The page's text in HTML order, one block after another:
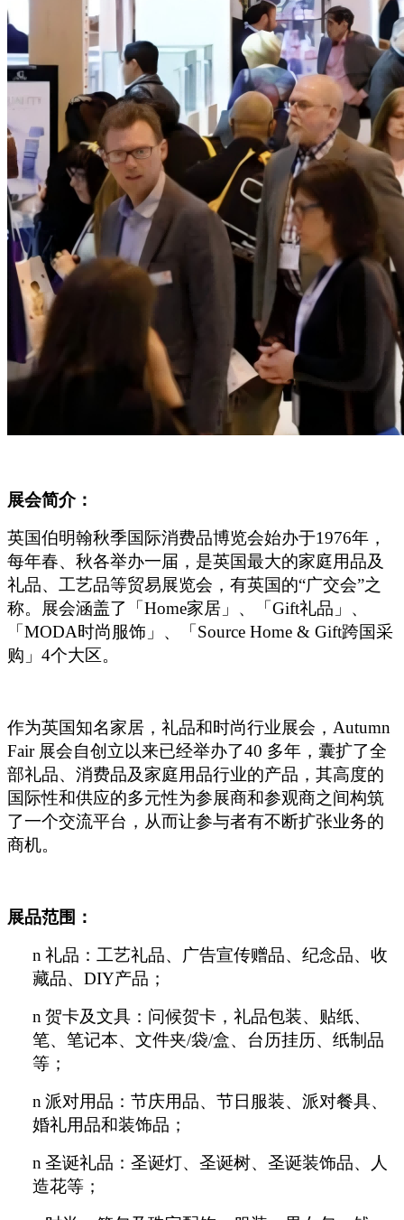
展会简介：
英国伯明翰秋季国际消费品博览会始办于1976年，
每年春、秋各举办一届，是英国最大的家庭用品及
礼品、工艺品等贸易展览会，有英国的“广交会”之
称。展会涵盖了「Home家居」、「Gift礼品」、
「MODA时尚服饰」、「Source Home & Gift跨国采
购」4个大区。
作为英国知名家居，礼品和时尚行业展会，Autumn
Fair 展会自创立以来已经举办了40 多年，囊扩了全
部礼品、消费品及家庭用品行业的产品，其高度的
国际性和供应的多元性为参展商和参观商之间构筑
了一个交流平台，从而让参与者有不断扩张业务的
商机。
展品范围：
n礼品：工艺礼品、广告宣传赠品、纪念品、收
藏品、DIY产品；
n贺卡及文具：问候贺卡，礼品包装、贴纸、
笔、笔记本、文件夹/袋/盒、台历挂历、纸制品
等；
n派对用品：节庆用品、节日服装、派对餐具、
婚礼用品和装饰品；
n圣诞礼品：圣诞灯、圣诞树、圣诞装饰品、人
造花等；